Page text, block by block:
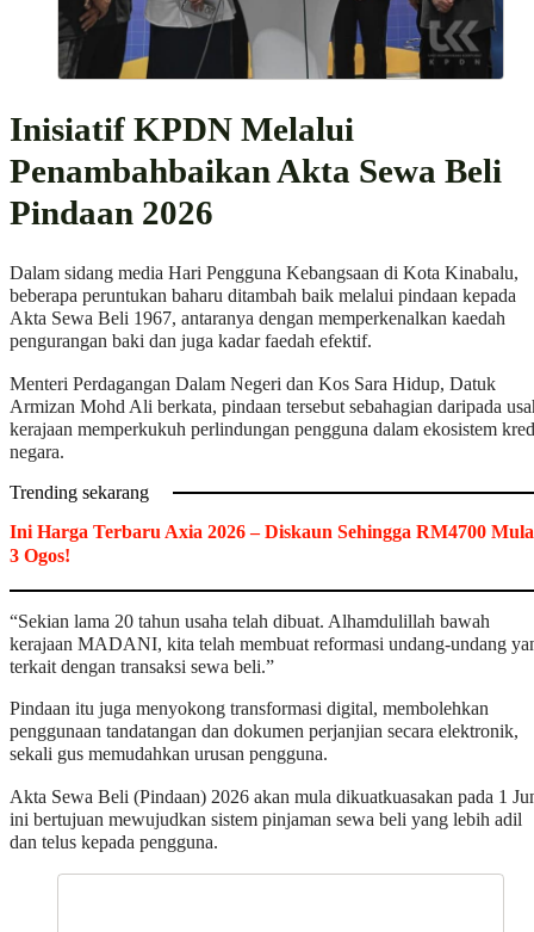
Inisiatif KPDN Melalui
Penambahbaikan Akta Sewa Beli
Pindaan 2026
Dalam sidang media Hari Pengguna Kebangsaan di Kota Kinabalu,
beberapa peruntukan baharu ditambah baik melalui pindaan kepada
Akta Sewa Beli 1967, antaranya dengan memperkenalkan kaedah
pengurangan baki dan juga kadar faedah efektif.
Menteri Perdagangan Dalam Negeri dan Kos Sara Hidup, Datuk
Armizan Mohd Ali berkata, pindaan tersebut sebahagian daripada
kerajaan memperkukuh perlindungan pengguna dalam ekosistem
negara.
Trending sekarang
Ini Harga Terbaru Axia 2026 – Diskaun Sehingga RM4700
3 Ogos!
“Sekian lama 20 tahun usaha telah dibuat. Alhamdulillah bawah
kerajaan MADANI, kita telah membuat reformasi undang-undang
terkait dengan transaksi sewa beli.”
Pindaan itu juga menyokong transformasi digital, membolehkan
penggunaan tandatangan dan dokumen perjanjian secara elektronik,
sekali gus memudahkan urusan pengguna.
Akta Sewa Beli (Pindaan) 2026 akan mula dikuatkuasakan pada 1
ini bertujuan mewujudkan sistem pinjaman sewa beli yang lebih adil
dan telus kepada pengguna.